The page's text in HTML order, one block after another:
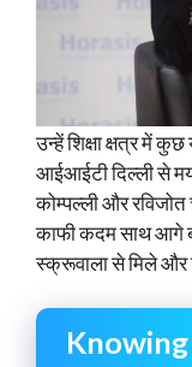
उन्हें शिक्षा क्षत्र में
आईआईटी दिल्ली से
कोम्पल्ली और रविजोत
काफी कदम साथ आगे
स्क्रूवाला से मिले और